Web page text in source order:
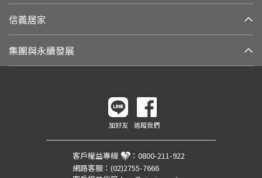
信義居家
集團與永續發展
加好友 追蹤我們
客戶權益專線 ： 0800-211-922
網路客服： (02)2755-7666